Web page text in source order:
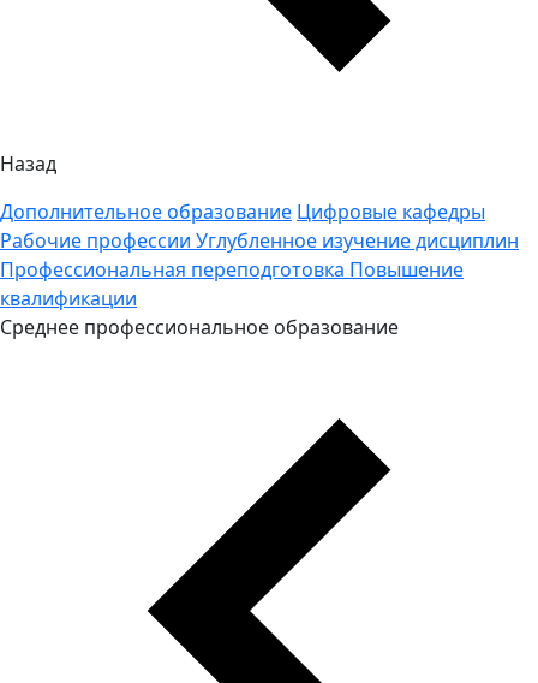
Назад
Дополнительное образование Цифровые кафедры
Рабочие профессии Углубленное изучение дисциплин
Профессиональная переподготовка Повышение
квалификации
Среднее профессиональное образование